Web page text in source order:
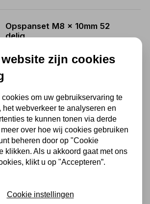
Opspanset M8 x 10mm 52
delig
75,63
HSS METAALBORENSET
KOBALT SPLIT POINT 170
STUKS
199,65
165,00 excl. BTW
Borenset Euroboor TDS200
website zijn cookies
om uw gebruikservaring te
het webverkeer te analyseren en
te kunnen tonen via derde
over hoe wij cookies gebruiken
beheren door op "Cookie
klikken. Als u akkoord gaat met ons
klikt u op "Accepteren”.
Cookie instellingen